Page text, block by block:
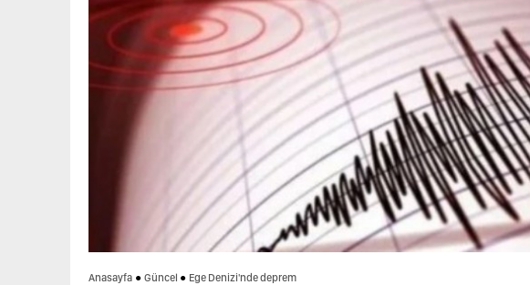
Anasayfa Güncel Ege Denizi'nde deprem